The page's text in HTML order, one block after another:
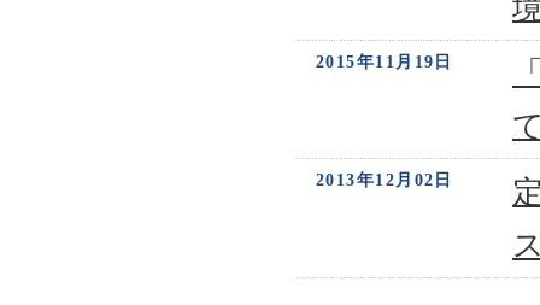
2015年11月19日
2013年12月02日